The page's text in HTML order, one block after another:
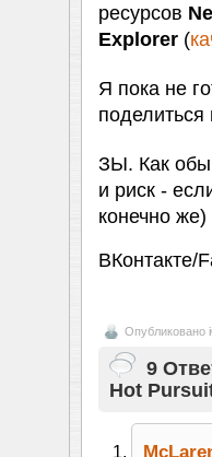
ресурсов
Explorer(
Я пока не
ЗЫ. Как
и риск -
конечно
ВКонтакте/
Опубликовано
9
Hot